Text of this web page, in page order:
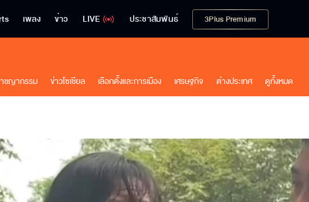
เพลง ข่าว LIVE ประชาสัมพันธ์ 3Plus Premium
ชญากรรม ข่าวโซเชียล เลือกตั้งและการเมือง เศรษฐกิจ ต่างประเทศ ดูทั้งหมด